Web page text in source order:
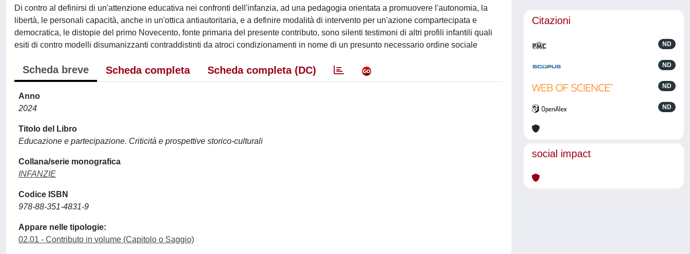
Di contro al definirsi di un'attenzione educativa nei confronti dell'infanzia, ad una pedagogia orientata a promuovere l'autonomia, la
libertà, le personali capacità, anche in un'ottica antiautoritaria, e a definire modalità di intervento per un'azione compartecipata e
democratica, le distopie del primo Novecento, fonte primaria del presente contributo, sono silenti testimoni di altri profili infantili quali
esiti di contro modelli disumanizzanti contraddistinti da atroci condizionamenti in nome di un presunto necessario ordine sociale
Scheda breve Scheda completa Scheda completa (DC)
Anno
2024
Titolo del Libro
Educazione e partecipazione. Criticità e prospettive storico-culturali
Collana/serie monografica
INFANZIE
Codice ISBN
978-88-351-4831-9
Appare nelle tipologie:
02.01 - Contributo in volume (Capitolo o Saggio)
Citazioni
ND
ND
ND
ND
social impact